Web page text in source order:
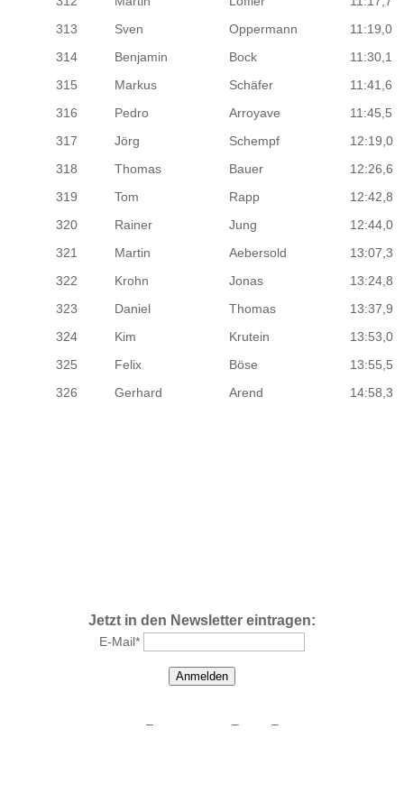
313
Sven Oppermann
11:19,0
314
Benjamin Bock
11:30,1
315
Markus Schäfer
11:41,6
316
Pedro Arroyave
11:45,5
317
Jörg Schempf
12:19,0
318
Thomas Bauer
12:26,6
319
Tom Rapp
12:42,8
320
Rainer Jung
12:44,0
321
Martin Aebersold
13:07,3
322
Krohn Jonas
13:24,8
323
Daniel Thomas
13:37,9
324
Kim Krutein
13:53,0
325
Felix Böse
13:55,5
326
Gerhard Arend 14:58,3
Jetzt in den Newsletter eintragen:
E-Mail*
Anmelden
– – –